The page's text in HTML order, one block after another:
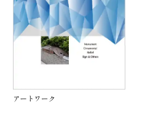
アートワーク